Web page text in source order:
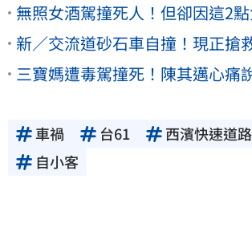
無照女酒駕撞死人！但卻因這2
新／交流道砂石車自撞！現正搶
三寶媽遭毒駕撞死！陳其邁心痛
車禍 台61 西濱快速道路
自小客